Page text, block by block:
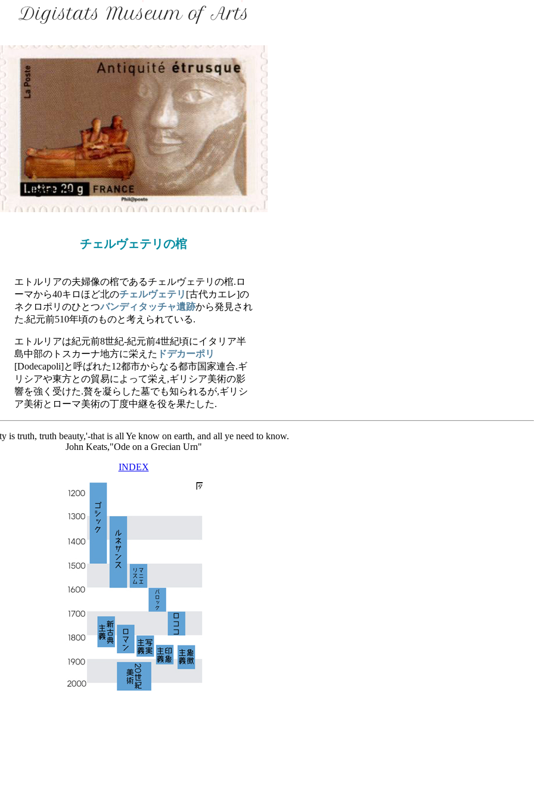
チェルヴェテリの棺
エトルリアの夫婦像の棺であるチェルヴェテリの棺.ロ
ーマから40キロほど北のチェルヴェテリ [古代カエレ]の
ネクロポリのひとつバンディタッチャ遺跡から発見され
た.紀元前510年頃のものと考えられている.
エトルリアは紀元前8世紀-紀元前4世紀頃にイタリア半
島中部のトスカーナ地方に栄えた ドデカーポリ
[Dodecapoli]と呼ばれた12都市からなる都市国家連合.ギ
リシアや東方との貿易によって栄え,ギリシア美術の影
響を強く受けた.贅を凝らした墓でも知られるが,ギリシ
ア美術とローマ美術の丁度中継を役を果たした.
is truth, truth beauty,'-that is all Ye know on earth, and all ye need to know.
John Keats,"Ode on a Grecian Urn"
INDEX